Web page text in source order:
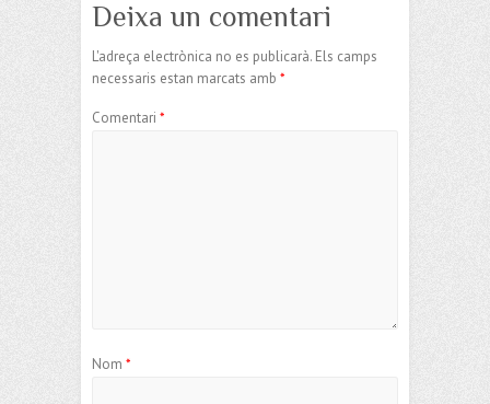
Deixa un comentari
L'adreça electrònica no es publicarà. Els camps
necessaris estan marcats amb *
Comentari *
Nom *